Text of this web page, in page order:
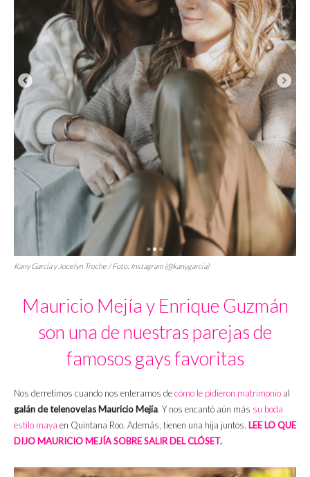
Kany García y Jocelyn Troche / Foto: Instagram (@kanygarcia)
Mauricio Mejía y Enrique Guzmán
son una de nuestras parejas de
famosos gays favoritas
Nos derretimos cuando nos enteramos decómo le pidieron matrimonio al
galán de telenovelas Mauricio Mejía. Y nos encantó aún más su boda
estilo maya en Quintana Roo. Además, tienen una hija juntos. LEE LO QUE
DIJO MAURICIO MEJÍA SOBRE SALIR DEL CLÓSET.